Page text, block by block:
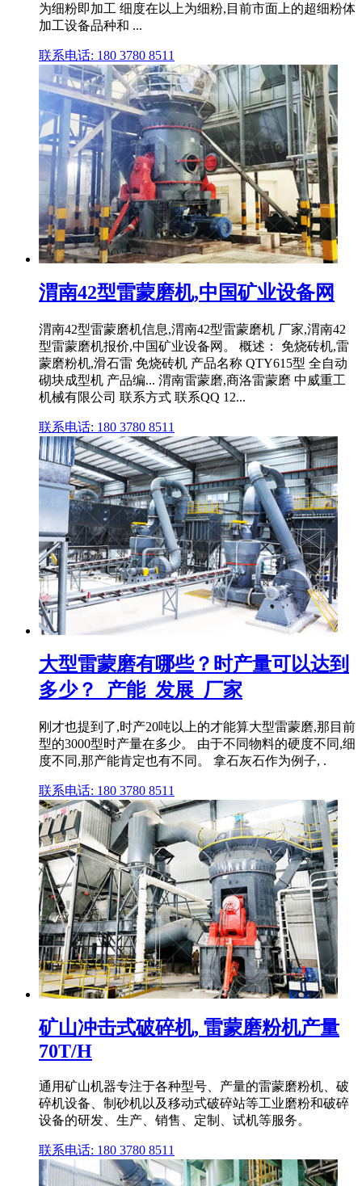
为细粉即加工 细度在以上为细粉,目前市面上的超细粉体
加工设备品种和 ...
联系电话: 180 3780 8511
渭南42型雷蒙磨机,中国矿业设备网
渭南42型雷蒙磨机信息,渭南42型雷蒙磨机 厂家,渭南42
型雷蒙磨机报价,中国矿业设备网。 概述： 免烧砖机,雷
蒙磨粉机,滑石雷 免烧砖机 产品名称 QTY615型 全自动
砌块成型机 产品编... 渭南雷蒙磨,商洛雷蒙磨 中威重工
机械有限公司 联系方式 联系QQ 12...
联系电话: 180 3780 8511
大型雷蒙磨有哪些？时产量可以达到
多少？_产能_发展_厂家
刚才也提到了,时产20吨以上的才能算大型雷蒙磨,那目前
型的3000型时产量在多少。 由于不同物料的硬度不同,细
度不同,那产能肯定也有不同。 拿石灰石作为例子, .
联系电话: 180 3780 8511
矿山冲击式破碎机, 雷蒙磨粉机产量
70T/H
通用矿山机器专注于各种型号、产量的雷蒙磨粉机、破
碎机设备、制砂机以及移动式破碎站等工业磨粉和破碎
设备的研发、生产、销售、定制、试机等服务。
联系电话: 180 3780 8511